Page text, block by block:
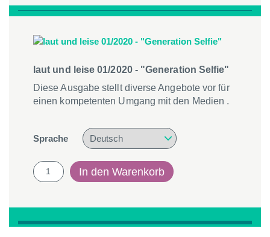
2/2020
-
und
Menge
laut und leise 01/2020 - "Generation Selfie"
Diese Ausgabe stellt diverse Angebote vor für
einen kompetenten Umgang mit den Medien .
Sprache
laut
und
"Generation
In den Warenkorb